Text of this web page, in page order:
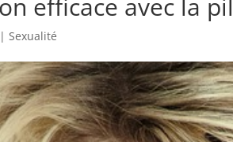
efficace avec la
|Sexualité